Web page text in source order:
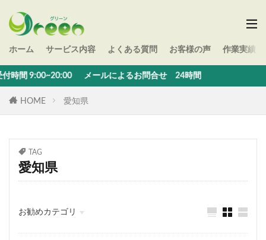
ホーム サービス内容 よくある質問 お客様の声 作業実績
メールによるお問合せ 24時間
HOME 愛知県
TAG
愛知県
お勧めカテゴリ
便利屋